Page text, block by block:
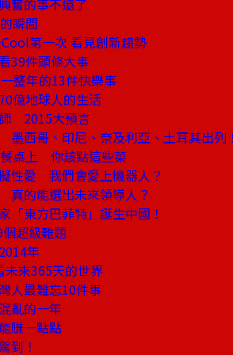
奮的事不遠了
瞬間
第一次 看見創新趨勢
39件頭條大事
整年的13件快樂事
億地球人的生活
2015大預言
西哥、印尼、奈及利亞、土耳其出列
桌上 你該點這些菜
性愛 我們會愛上機器人？
的能選出未來領導人？
「東方巴菲特」誕生中國！
超級難題
年
未來365天的世界
人最難忘10件事
亂的一年
賺一點點
到！